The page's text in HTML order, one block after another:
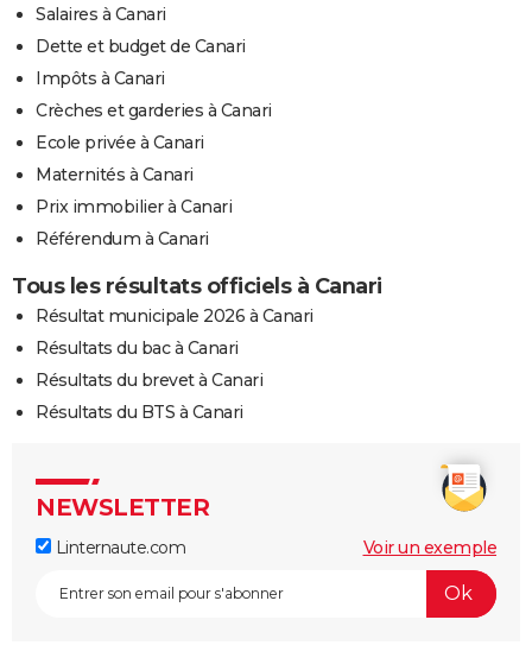
Salaires à Canari
Dette et budget de Canari
Impôts à Canari
Crèches et garderies à Canari
Ecole privée à Canari
Maternités à Canari
Prix immobilier à Canari
Référendum à Canari
Tous les résultats officiels à Canari
Résultat municipale 2026 à Canari
Résultats du bac à Canari
Résultats du brevet à Canari
Résultats du BTS à Canari
NEWSLETTER
Linternaute.com Voir un exemple